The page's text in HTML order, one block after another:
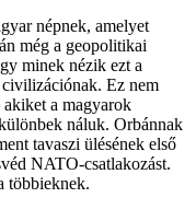
népnek, amelyet
még a geopolitikai
minek nézik ezt a
Ez nem
a magyarok
náluk. Orbánnak
tavaszi ülésének első
NATO-csatlakozást.
többieknek.